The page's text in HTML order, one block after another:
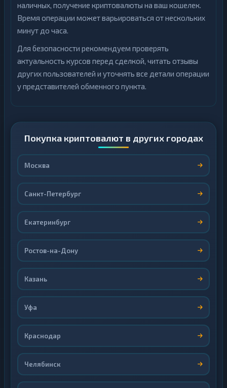
наличных, получение криптовалюты на ваш кошелек.
Время операции может варьироваться от нескольких
минут до часа.
Для безопасности рекомендуем проверять
актуальность курсов перед сделкой, читать отзывы
других пользователей и уточнять все детали операции
у представителей обменного пункта.
Покупка криптовалют в других городах
Москва
Санкт-Петербург
Екатеринбург
Ростов-на-Дону
Казань
Уфа
Краснодар
Челябинск